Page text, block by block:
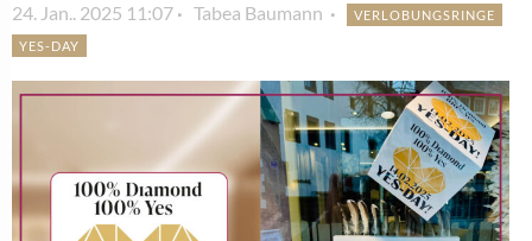
24. Jan.. 2025 11:07 Tabea Baumann
VERLOBUNGSRINGE
YES-DAY